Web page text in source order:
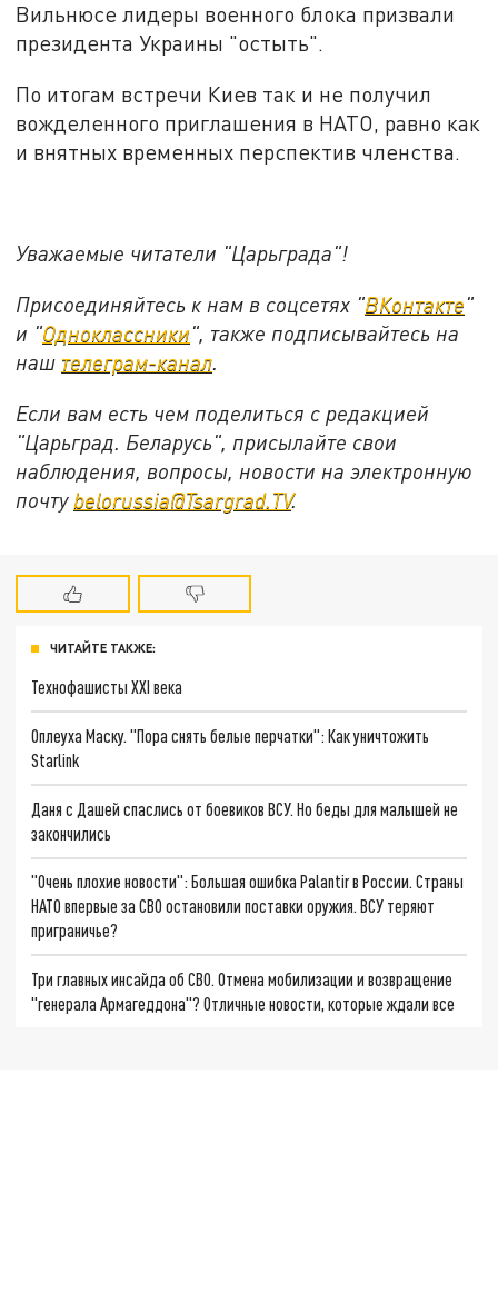
Вильнюсе лидеры военного блока призвали
президента Украины "остыть".
По итогам встречи Киев так и не получил
вожделенного приглашения в НАТО, равно как
и внятных временных перспектив членства.
Уважаемые читатели "Царьграда"!
Присоединяйтесь к нам в соцсетях "ВКонтакте"
и "Одноклассники", также подписывайтесь на
наш телеграм-канал.
Если вам есть чем поделиться с редакцией
"Царьград. Беларусь", присылайте свои
наблюдения, вопросы, новости на электронную
почту belorussia@Tsargrad.TV.
ЧИТАЙТЕ ТАКЖЕ:
Технофашисты XXI века
Оплеуха Маску. "Пора снять белые перчатки": Как уничтожить
Starlink
Даня с Дашей спаслись от боевиков ВСУ. Но беды для малышей не
закончились
"Очень плохие новости": Большая ошибка Palantir в России. Страны
НАТО впервые за СВО остановили поставки оружия. ВСУ теряют
приграничье?
Три главных инсайда об СВО. Отмена мобилизации и возвращение
"генерала Армагеддона"? Отличные новости, которые ждали все